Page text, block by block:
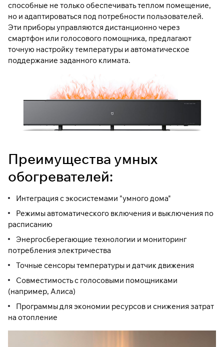
способные не только обеспечивать теплом помещение,
но и адаптироваться под потребности пользователей.
Эти приборы управляются дистанционно через
смартфон или голосового помощника, предлагают
точную настройку температуры и автоматическое
поддержание заданного климата.
Преимущества умных
обогревателей:
Интеграция с экосистемами "умного дома"
Режимы автоматического включения и выключения по
расписанию
Энергосберегающие технологии и мониторинг
потребления электричества
Точные сенсоры температуры и датчик движения
Совместимость с голосовыми помощниками
(например, Алиса)
Программы для экономии ресурсов и снижения затрат
на отопление